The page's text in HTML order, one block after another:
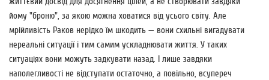
йому "броню", за якою можна ховатися від усього світу. Але
мрійливість Раков нерідко їм шкодить — вони схильні вигадувати
нереальні ситуації і тим самим ускладнювати життя. У таких
ситуаціях вони можуть задкувати назад. І лише завдяки
наполегливості не відступати остаточно, а повільно, всупереч